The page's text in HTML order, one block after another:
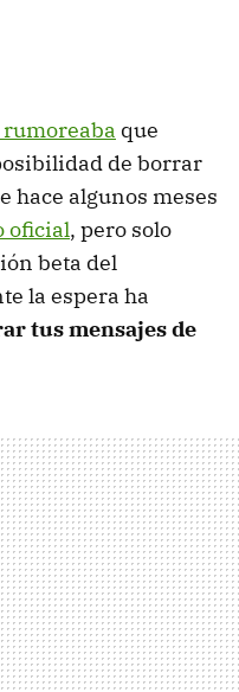
rumoreaba que
de borrar
hace algunos meses
oficial, pero solo
beta del
la espera ha
tus mensajes de